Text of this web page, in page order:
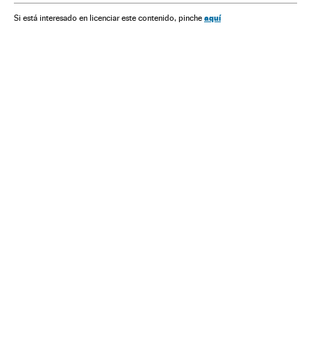
Crise humanitária Refugiados Problemas demográficos
Si está interesado en licenciar este contenido, pinche aquí